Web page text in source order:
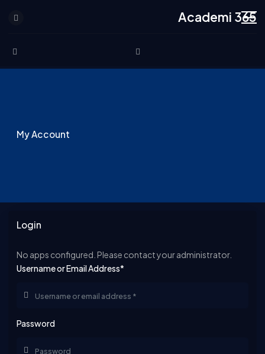
Academi 365
My Account
Login
No apps configured. Please contact your administrator.
Username or Email Address*
Password